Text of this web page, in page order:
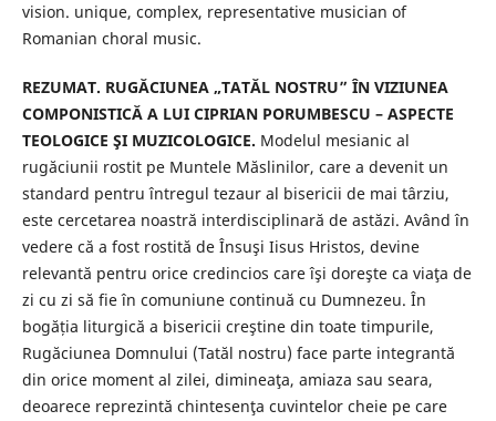
vision. unique, complex, representative musician of
Romanian choral music.
REZUMAT. RUGĂCIUNEA „TATĂL NOSTRU” ÎN VIZIUNEA
COMPONISTICĂ A LUI CIPRIAN PORUMBESCU – ASPECTE
TEOLOGICE ŞI MUZICOLOGICE. Modelul mesianic al
rugăciunii rostit pe Muntele Măslinilor, care a devenit un
standard pentru întregul tezaur al bisericii de mai târziu,
este cercetarea noastră interdisciplinară de astăzi. Având în
vedere că a fost rostită de Însuşi Iisus Hristos, devine
relevantă pentru orice credincios care îşi doreşte ca viaţa de
zi cu zi să fie în comuniune continuă cu Dumnezeu. În
bogăția liturgică a bisericii creştine din toate timpurile,
Rugăciunea Domnului (Tatăl nostru) face parte integrantă
din orice moment al zilei, dimineaţa, amiaza sau seara,
deoarece reprezintă chintesenţa cuvintelor cheie pe care